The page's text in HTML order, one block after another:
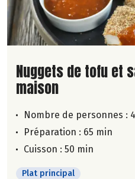
Lire la suite de la
Nuggets de tofu et
maison
Nombre de personnes :
Préparation : 65 min
Cuisson : 50 min
Plat principal